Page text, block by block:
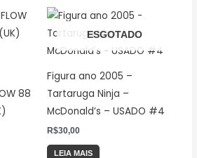
88
ESGOTADO
Figura ano 2005 –
Tartaruga Ninja –
McDonald’s – USADO #4
R$30,00
LEIA MAIS